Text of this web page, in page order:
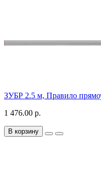
ЗУБР 2.5 м, Правило
1 476.00 р.
В корзину